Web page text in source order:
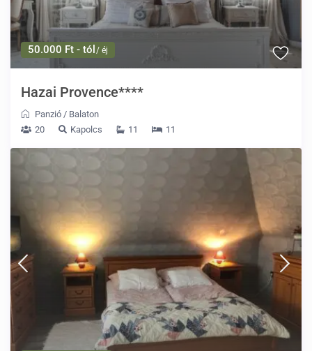
50.000 Ft - tól / éj
Hazai Provence****
Panzió / Balaton
20
Kapolcs 11 11